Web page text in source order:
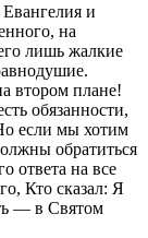
и
на
лишь жалкие
втором плане!
обязанности,
если мы хотим
обратиться
ответа на все
Кто сказал: Я
— в Святом